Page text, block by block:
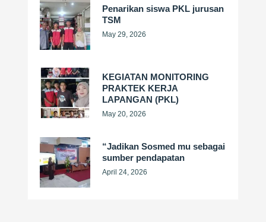
Penarikan siswa PKL jurusan
TSM
May 29, 2026
KEGIATAN MONITORING
PRAKTEK KERJA
LAPANGAN (PKL)
May 20, 2026
“Jadikan Sosmed mu sebagai
sumber pendapatan
April 24, 2026